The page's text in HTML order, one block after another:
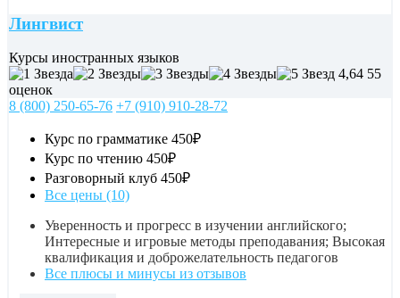
Лингвист
Курсы иностранных языков
4,64 55
оценок
8 (800) 250-65-76 +7 (910) 910-28-72
Курс по грамматике 450₽
Курс по чтению 450₽
Разговорный клуб 450₽
Все цены (10)
Уверенность и прогресс в изучении английского;
Интересные и игровые методы преподавания; Высокая
квалификация и доброжелательность педагогов
Все плюсы и минусы из отзывов